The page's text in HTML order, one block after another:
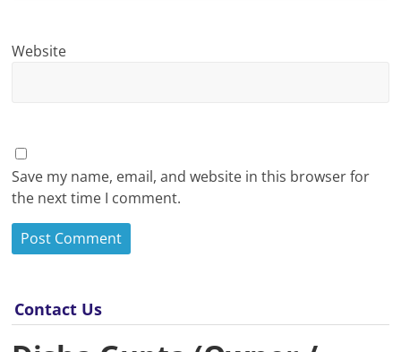
Website
Save my name, email, and website in this browser for
the next time I comment.
Contact Us